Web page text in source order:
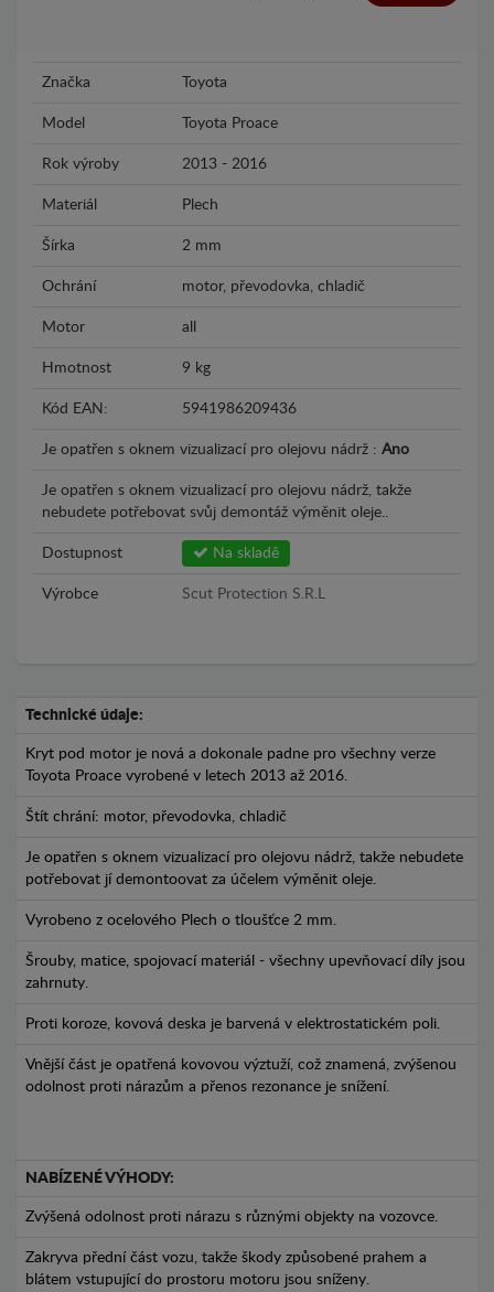
Značka Toyota
Model Toyota Proace
Rok výroby 2013 - 2016
Materiál Plech
Šírka 2 mm
Ochrání motor, převodovka, chladič
Motor all
Hmotnost 9 kg
Kód EAN: 5941986209436
Je opatřen s oknem vizualizací pro olejovu nádrž : Ano
Je opatřen s oknem vizualizací pro olejovu nádrž, takže
nebudete potřebovat svůj demontáž výměnit oleje..
Dostupnost Na skladě
Výrobce Scut Protection S.R.L
Technické údaje:
Kryt pod motor je nová a dokonale padne pro všechny verze
Toyota Proace vyrobené v letech 2013 až 2016.
Štít chrání: motor, převodovka, chladič
Je opatřen s oknem vizualizací pro olejovu nádrž, takže nebudete
potřebovat jí demontoovat za účelem výměnit oleje.
Vyrobeno z ocelového Plech o tloušťce 2 mm.
Šrouby, matice, spojovací materiál - všechny upevňovací díly jsou
zahrnuty.
Proti koroze, kovová deska je barvená v elektrostatickém poli.
Vnější část je opatřená kovovou výztuží, což znamená, zvýšenou
odolnost proti nárazům a přenos rezonance je snížení.
NABÍZENÉ VÝHODY:
Zvýšená odolnost proti nárazu s různými objekty na vozovce.
Zakryva přední část vozu, takže škody způsobené prahem a
blátem vstupující do prostoru motoru jsou sníženy.